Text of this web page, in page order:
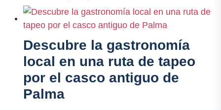
Descubre la gastronomía
local en una ruta de tapeo
por el casco antiguo de
Palma